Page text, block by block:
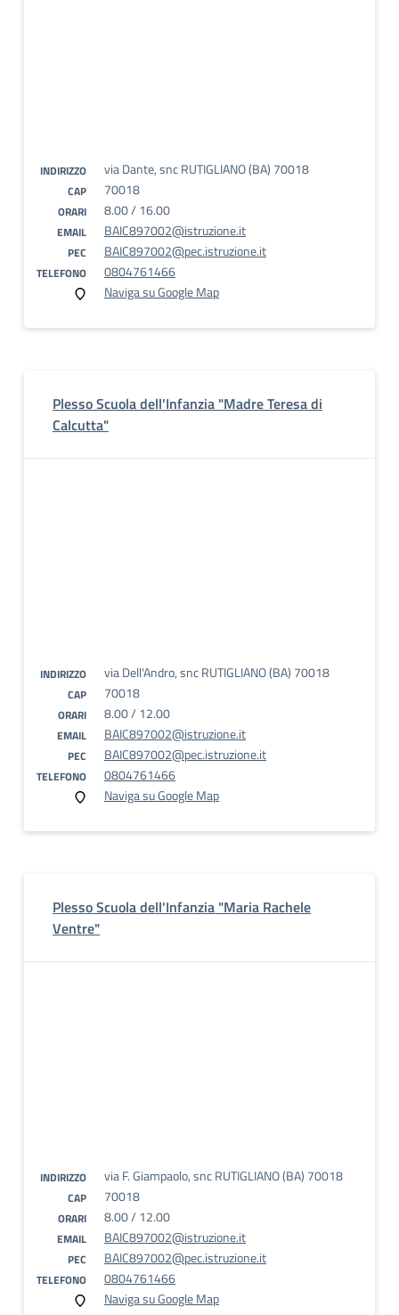
INDIRIZZO via Dante, snc RUTIGLIANO (BA) 70018
CAP 70018
ORARI 8.00 / 16.00
EMAIL BAIC897002@istruzione.it
PEC BAIC897002@pec.istruzione.it
TELEFONO
0804761466
Naviga su Google Map
Plesso Scuola dell'Infanzia "Madre Teresa di
Calcutta"
INDIRIZZO via Dell'Andro, snc RUTIGLIANO (BA) 70018
CAP 70018
ORARI 8.00 / 12.00
EMAIL BAIC897002@istruzione.it
PEC BAIC897002@pec.istruzione.it
TELEFONO
0804761466
Naviga su Google Map
Plesso Scuola dell'Infanzia "Maria Rachele
Ventre"
INDIRIZZO via F. Giampaolo, snc RUTIGLIANO (BA) 70018
CAP 70018
ORARI 8.00 / 12.00
EMAIL BAIC897002@istruzione.it
PEC BAIC897002@pec.istruzione.it
TELEFONO
0804761466
Naviga su Google Map